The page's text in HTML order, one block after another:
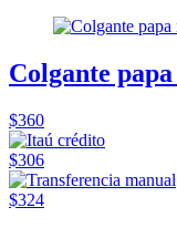
Colgante papa
$360
$306
$324